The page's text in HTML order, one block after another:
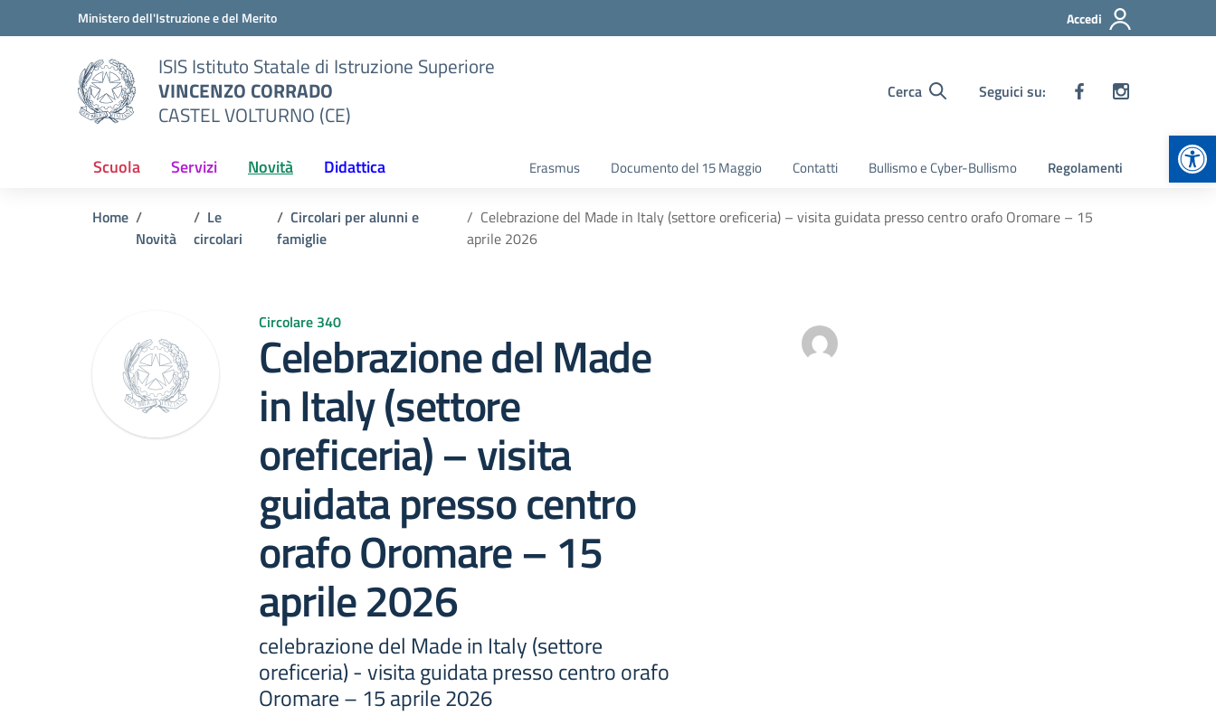
Vai ai contenuti
Vai al menu di navigazioneMinistero dell'Istruzione e del Merito Accedi
ISIS Istituto Statale di Istruzione Superiore
VINCENZO CORRADO
CASTEL VOLTURNO (CE)
Cerca Seguici su:
Scuola Servizi Novità Didattica Erasmus Documento del 15 Maggio Contatti Bullismo e Cyber-Bullismo Regolamenti
Home
Novità
Le
circolari
Circolari per alunni e
famiglie
Celebrazione del Made in Italy (settore oreficeria) – visita guidata presso centro orafo Oromare – 15
aprile 2026
Circolare 340
Celebrazione del Made
in Italy (settore
oreficeria) – visita
guidata presso centro
orafo Oromare – 15
aprile 2026
celebrazione del Made in Italy (settore
oreficeria) - visita guidata presso centro orafo
Oromare – 15 aprile 2026